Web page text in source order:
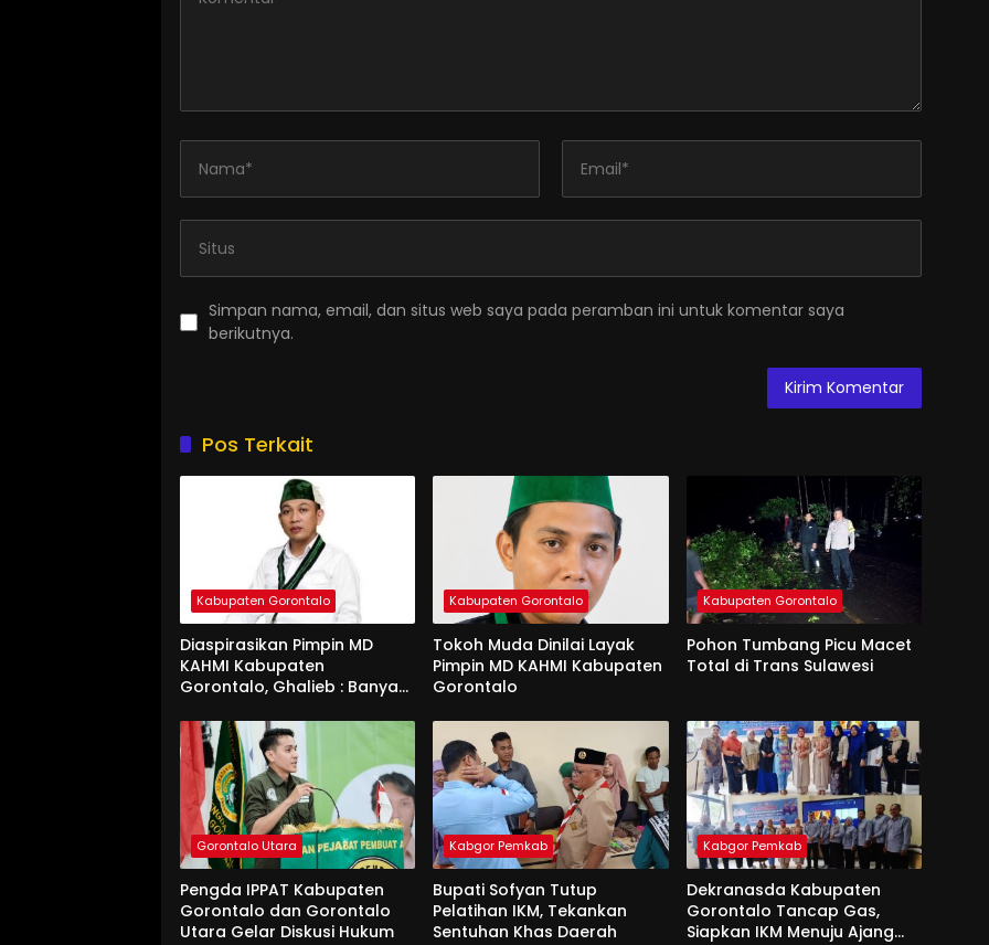
Simpan nama, email, dan situs web saya pada peramban ini untuk komentar saya
berikutnya.
Pos Terkait
Kabupaten Gorontalo
Diaspirasikan Pimpin MD
KAHMI Kabupaten
Gorontalo, Ghalieb : Banyak
Kabupaten Gorontalo
Tokoh Muda Dinilai Layak
Pimpin MD KAHMI Kabupaten
Gorontalo
Kabupaten Gorontalo
Pohon Tumbang Picu Macet
Total di Trans Sulawesi
Gorontalo Utara
Pengda IPPAT Kabupaten
Gorontalo dan Gorontalo
Utara Gelar Diskusi Hukum
Kabgor Pemkab
Bupati Sofyan Tutup
Pelatihan IKM, Tekankan
Sentuhan Khas Daerah
Kabgor Pemkab
Dekranasda Kabupaten
Gorontalo Tancap Gas,
Siapkan IKM Menuju Ajang